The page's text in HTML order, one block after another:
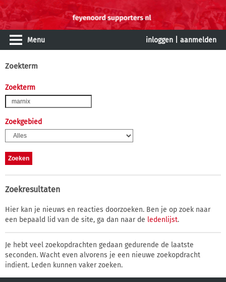
Menu inloggen aanmelden
Zoekterm
Zoekterm
Zoekgebied
Zoekresultaten
Hier kan je nieuws en reacties doorzoeken. Ben je op zoek naar
een bepaald lid van de site, ga dan naar de ledenlijst.
Je hebt veel zoekopdrachten gedaan gedurende de laatste
seconden. Wacht even alvorens je een nieuwe zoekopdracht
indient. Leden kunnen vaker zoeken.